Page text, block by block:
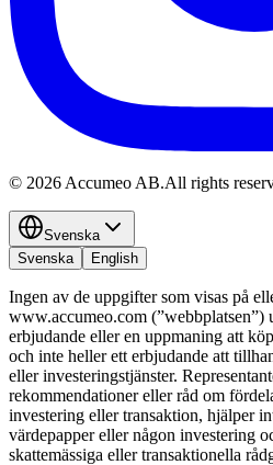
© 2026 Accumeo AB.All rights
Svenska
Svenska
English
Ingen av de uppgifter som visas på
www.accumeo.com (”webbplatsen”)
erbjudande eller en uppmaning att
och inte heller ett erbjudande att
eller investeringstjänster.
rekommendationer eller råd om
investering eller transaktion, hjälper
värdepapper eller någon investering
skattemässiga eller transaktionella